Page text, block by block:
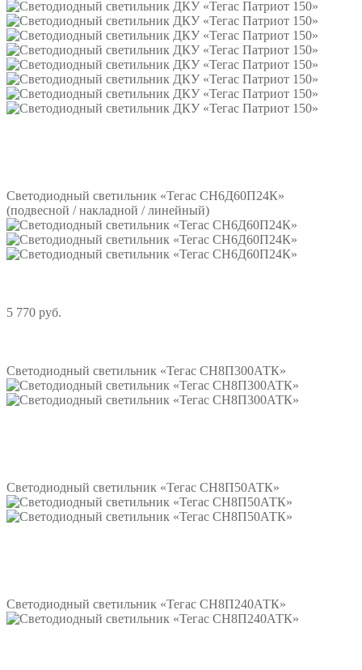
Светодиодный светильник «Тегас СН6Д60П24К»
(подвесной / накладной / линейный)
5 770 руб.
Светодиодный светильник «Тегас СН8П300АТК»
Светодиодный светильник «Тегас СН8П50АТК»
Светодиодный светильник «Тегас СН8П240АТК»